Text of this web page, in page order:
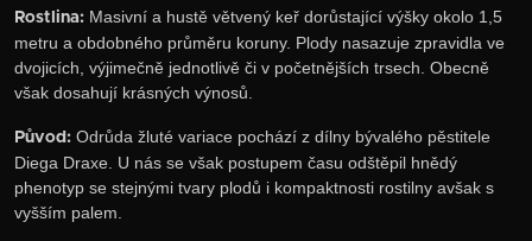
Rostlina: Masivní a hustě větvený keř dorůstající výšky okolo 1,5
metru a obdobného průměru koruny. Plody nasazuje zpravidla ve
dvojicích, výjimečně jednotlivě či v početnějších trsech. Obecně
však dosahují krásných výnosů.
Původ: Odrůda žluté variace pochází z dílny bývalého pěstitele
Diega Draxe. U nás se však postupem času odštěpil hnědý
phenotyp se stejnými tvary plodů i kompaktnosti rostilny avšak s
vyšším palem.